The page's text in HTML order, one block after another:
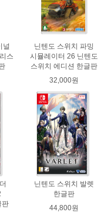
널
스
닌텐도 스위치 파밍
시뮬레이터 26 닌텐도
스위치 에디션 한글판
32,000원
판
닌텐도 스위치 발렛
한글판
44,800원